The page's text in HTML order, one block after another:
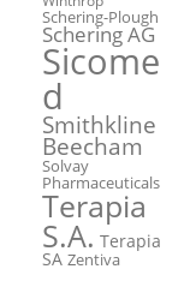
Schering-Plough
Schering AG
Sicome
d
Smithkline
Beecham
Solvay
Pharmaceuticals
Terapia
S.A. Terapia
SA Zentiva